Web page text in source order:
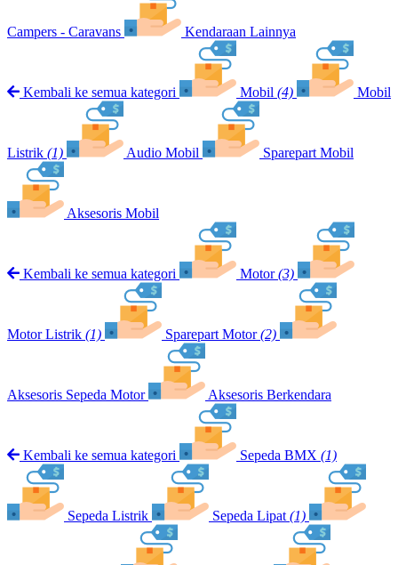
Campers - Caravans Kendaraan Lainnya
Kembali ke semua kategori Mobil (4) Mobil
Listrik (1) Audio Mobil Sparepart Mobil
Aksesoris Mobil
Kembali ke semua kategori Motor (3)
Motor Listrik (1) Sparepart Motor (2)
Aksesoris Sepeda Motor Aksesoris Berkendara
Kembali ke semua kategori Sepeda BMX (1)
Sepeda Listrik Sepeda Lipat (1)